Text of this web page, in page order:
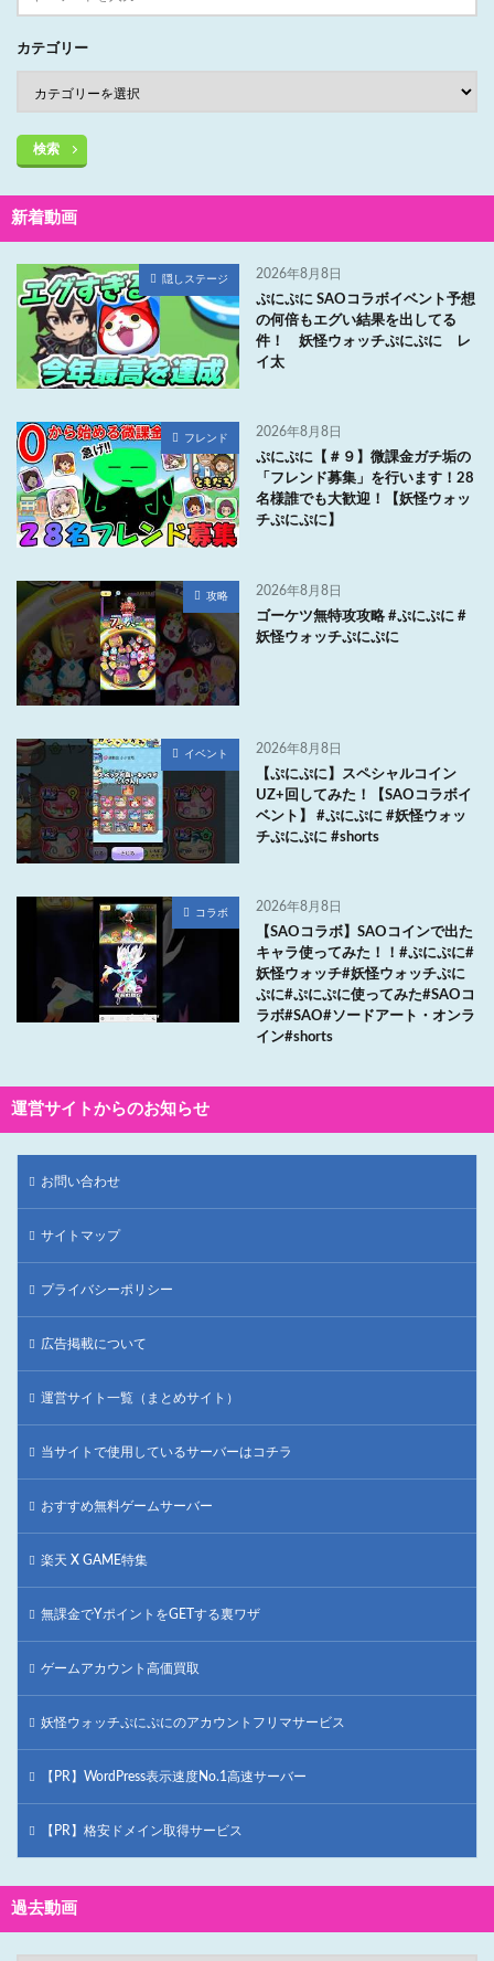
カテゴリー
検索
新着動画
隠しステージ 2026年8月8日
ぷにぷに SAOコラボイベント予想
の何倍もエグい結果を出してる
件！ 妖怪ウォッチぷにぷに レ
イ太
フレンド 2026年8月8日
ぷにぷに【＃９】微課金ガチ垢の
「フレンド募集」を行います！28
名様誰でも大歓迎！【妖怪ウォッ
チぷにぷに】
攻略 2026年8月8日
ゴーケツ無特攻攻略 #ぷにぷに #
妖怪ウォッチぷにぷに
イベント 2026年8月8日
【ぷにぷに】スペシャルコイン
UZ+回してみた！【SAOコラボイ
ベント】 #ぷにぷに #妖怪ウォッ
チぷにぷに #shorts
コラボ 2026年8月8日
【SAOコラボ】SAOコインで出た
キャラ使ってみた！！#ぷにぷに#
妖怪ウォッチ#妖怪ウォッチぷに
ぷに#ぷにぷに使ってみた#SAOコ
ラボ#SAO#ソードアート・オンラ
イン#shorts
運営サイトからのお知らせ
お問い合わせ
サイトマップ
プライバシーポリシー
広告掲載について
運営サイト一覧（まとめサイト）
当サイトで使用しているサーバーはコチラ
おすすめ無料ゲームサーバー
楽天 X GAME特集
無課金でYポイントをGETする裏ワザ
ゲームアカウント高価買取
妖怪ウォッチぷにぷにのアカウントフリマサービス
【PR】WordPress表示速度No.1高速サーバー
【PR】格安ドメイン取得サービス
過去動画